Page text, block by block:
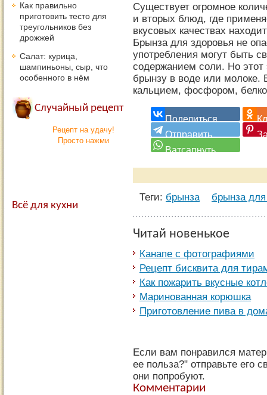
Существует огромное
и вторых блюд, где
вкусовых качествах
Брынза для здоровья не
употребления могут быть
содержанием соли. Но
брынзу в воде или молоке.
кальцием, фосфором,
Теги: брынза брынза
Читай новенькое
Канапе с фотографиями
Рецепт бисквита для
Как пожарить вкусные
Маринованная корюшка
Приготовление пива в
Если вам понравился
ее польза?" отправьте его
они попробуют.
Комментарии
Как правильно
приготовить тесто для
треугольников без
дрожжей
Салат: курица,
шампиньоны, сыр, что
особенного в нём
Случайный рецепт
Рецепт на удачу!
Просто нажми
Всё для кухни